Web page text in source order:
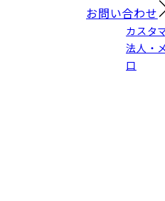
お問い合わせ
カスタ
法人・
口